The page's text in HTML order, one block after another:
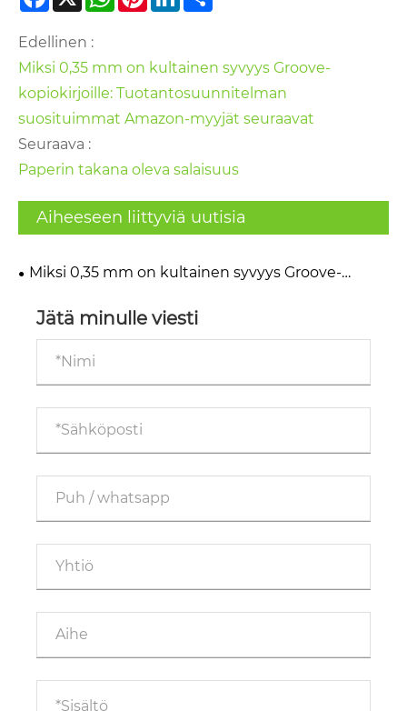
Edellinen :
Miksi 0,35 mm on kultainen syvyys Groove-
kopiokirjoille: Tuotantosuunnitelman
suosituimmat Amazon-myyjät seuraavat
Seuraava :
Paperin takana oleva salaisuus
Aiheeseen liittyviä uutisia
Miksi 0,35 mm on kultainen syvyys Groove-
suosituimmat Amazon-myyjät seuraavat
Jätä minulle viesti